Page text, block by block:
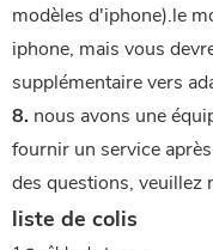
modèles d'iphone).le
iphone, mais vous
supplémentaire vers
8. nous avons une
fournir un service
des questions, veuillez
liste de colis